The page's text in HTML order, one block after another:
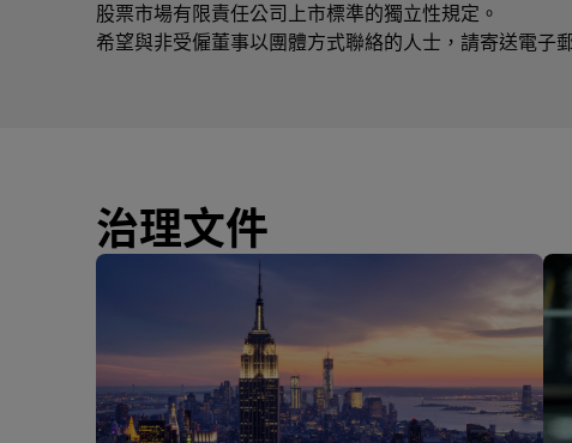
股票市場有限責任公司上市標準的獨立性規定。
希望與非受僱董事以團體方式聯絡的人士，請寄送電子
治理文件